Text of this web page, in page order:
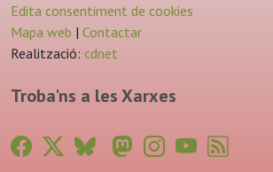
Edita consentiment de cookies
Mapa web | Contactar
Realització: cdnet
Troba'ns a les Xarxes